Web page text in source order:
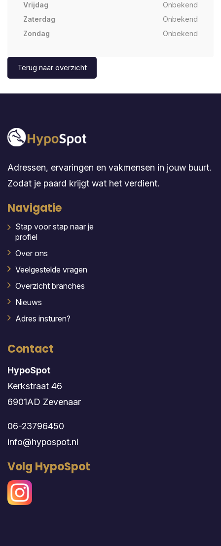
Vrijdag
Onbekend
Zaterdag
Onbekend
Zondag
Onbekend
Terug naar overzicht
Adressen, ervaringen en vakmensen in jouw buurt.
Zodat je paard krijgt wat het verdient.
Navigatie
Stap voor stap naar je
profiel
Over ons
Veelgestelde vragen
Overzicht branches
Nieuws
Adres insturen?
Contact
HypoSpot
Kerkstraat 46
6901AD Zevenaar
06-23796450
info@hypospot.nl
Volg HypoSpot